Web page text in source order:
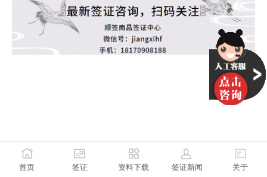
首页 签证 资料下载 签证新闻 关于